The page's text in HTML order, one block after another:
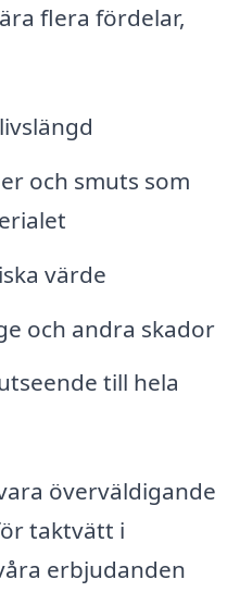
flera fördelar,
och smuts som
värde
och andra skador
till hela
överväldigande
taktvätt i
erbjudanden